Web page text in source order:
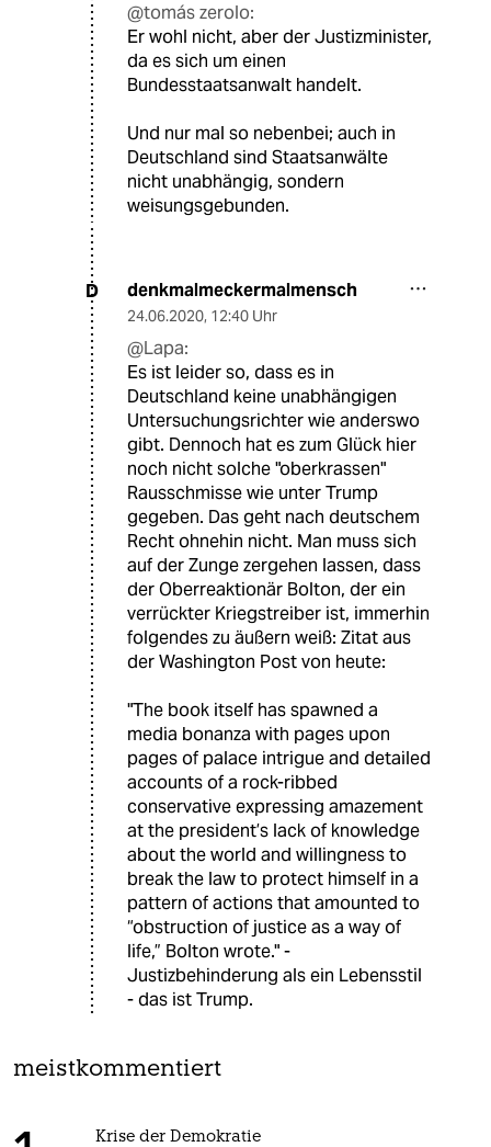
@tomás zerolo:
Er wohl nicht, aber der Justizminister,
da es sich um einen
Bundesstaatsanwalt handelt.
Und nur mal so nebenbei; auch in
Deutschland sind Staatsanwälte
nicht unabhängig, sondern
weisungsgebunden.
D denkmalmeckermalmensch
24.06.2020, 12:40 Uhr
@Lapa:
Es ist leider so, dass es in
Deutschland keine unabhängigen
Untersuchungsrichter wie anderswo
gibt. Dennoch hat es zum Glück hier
noch nicht solche "oberkrassen"
Rausschmisse wie unter Trump
gegeben. Das geht nach deutschem
Recht ohnehin nicht. Man muss sich
auf der Zunge zergehen lassen, dass
der Oberreaktionär Bolton, der ein
verrückter Kriegstreiber ist, immerhin
folgendes zu äußern weiß: Zitat aus
der Washington Post von heute:
"The book itself has spawned a
media bonanza with pages upon
pages of palace intrigue and detailed
accounts of a rock-ribbed
conservative expressing amazement
at the president’s lack of knowledge
about the world and willingness to
break the law to protect himself in a
pattern of actions that amounted to
“obstruction of justice as a way of
life,” Bolton wrote." -
Justizbehinderung als ein Lebensstil
- das ist Trump.
meistkommentiert
Krise der Demokratie